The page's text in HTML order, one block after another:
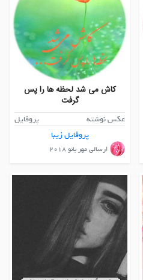
کاش می شد لحظه ها را پس
گرفت
عکس نوشته
پروفایل
پروفایل زیبا
ارسالی مهر بانو ۲۰۱۸